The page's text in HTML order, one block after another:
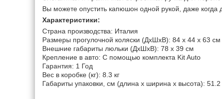
Вы можете опустить капюшон одной рукой, даже когда
Характеристики:
Страна производства: Италия
Размеры прогулочной коляски (ДхШхВ): 84 х 44 x 63 см
Внешние габариты люльки (ДхШхВ): 78 х 39 см
Крепление в авто: С помощью комплекта Kit Auto
Гарантия: 1 Год
Вес в коробке (кг): 8.3 кг
Габариты упаковки, см (длина x ширина x высота):